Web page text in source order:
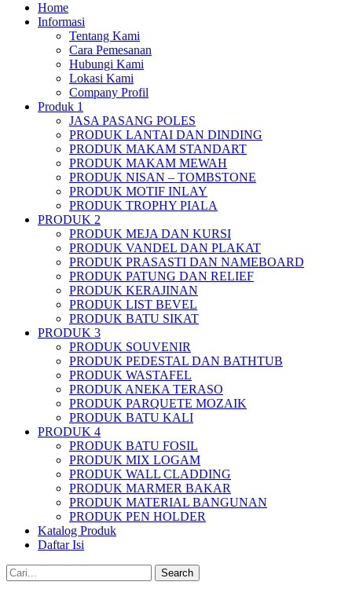
Home
Informasi
Tentang Kami
Cara Pemesanan
Hubungi Kami
Lokasi Kami
Company Profil
Produk 1
JASA PASANG POLES
PRODUK LANTAI DAN DINDING
PRODUK MAKAM STANDART
PRODUK MAKAM MEWAH
PRODUK NISAN – TOMBSTONE
PRODUK MOTIF INLAY
PRODUK TROPHY PIALA
PRODUK 2
PRODUK MEJA DAN KURSI
PRODUK VANDEL DAN PLAKAT
PRODUK PRASASTI DAN NAMEBOARD
PRODUK PATUNG DAN RELIEF
PRODUK KERAJINAN
PRODUK LIST BEVEL
PRODUK BATU SIKAT
PRODUK 3
PRODUK SOUVENIR
PRODUK PEDESTAL DAN BATHTUB
PRODUK WASTAFEL
PRODUK ANEKA TERASO
PRODUK PARQUETE MOZAIK
PRODUK BATU KALI
PRODUK 4
PRODUK BATU FOSIL
PRODUK MIX LOGAM
PRODUK WALL CLADDING
PRODUK MARMER BAKAR
PRODUK MATERIAL BANGUNAN
PRODUK PEN HOLDER
Katalog Produk
Daftar Isi
Search